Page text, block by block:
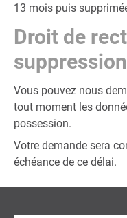
13 mois puis
Droit de
suppression
Vous pouvez nous
tout moment les
possession.
Votre demande sera
échéance de ce délai.